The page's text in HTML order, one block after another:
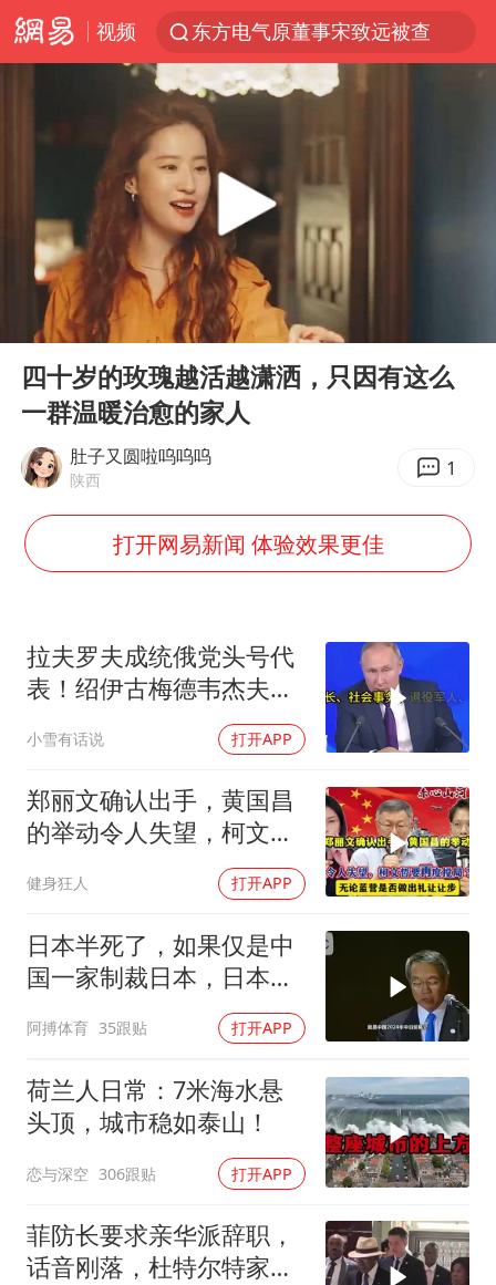
视频
东方电气原董事宋致远被查
浙江台州《告全体市民书》
香港宏福苑火灾或由烟头引起
张本智和：零封向鹏不意外
今年第二强台风将带来多大影响
上半年国内居民出游人次34.63亿
女子被狗舔脚确诊三级暴露 医生回应
多所幼师院校开设养老专业
老人被城管撞倒后离世亲属质疑记录仪
薛之谦杭州站演唱会取消
必胜客，被正式买断
习近平心系体育强国建设
Play
00:00
四十岁的玫瑰越活越潇洒，只因有这么
一群温暖治愈的家人
肚子又圆啦呜呜呜
陕西 1
打开网易新闻 体验效果更佳
拉夫罗夫成统俄党头号代
表！绍伊古梅德韦杰夫双
双出局，普京这步棋你看
懂了吗
小雪有话说 打开APP
郑丽文确认出手，黄国昌
的举动令人失望，柯文哲
健身狂人 打开APP
日本半死了，如果仅是中
国一家制裁日本，日本可
阿搏体育 35跟贴 打开APP
荷兰人日常：7米海水悬
头顶，城市稳如泰山！
恋与深空 306跟贴 打开APP
菲防长要求亲华派辞职，
话音刚落，杜特尔特家族